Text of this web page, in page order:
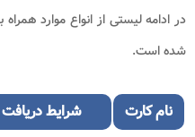
در ادامه لیستی از انواع موارد
شده است.
نام کارت شرایط دریافت